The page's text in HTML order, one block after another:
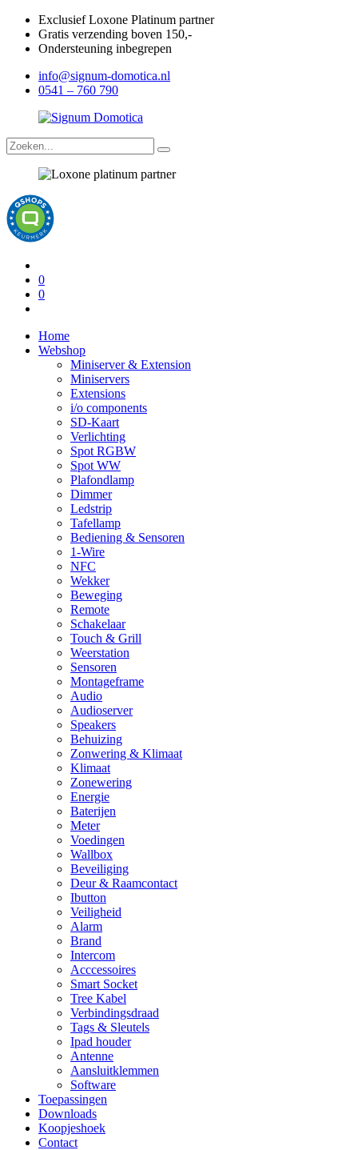
Exclusief Loxone Platinum partner
Gratis verzending boven 150,-
Ondersteuning inbegrepen
info@signum-domotica.nl
0541 – 760 790
0
0
Home
Webshop
Miniserver & Extension
Miniservers
Extensions
i/o components
SD-Kaart
Verlichting
Spot RGBW
Spot WW
Plafondlamp
Dimmer
Ledstrip
Tafellamp
Bediening & Sensoren
1-Wire
NFC
Wekker
Beweging
Remote
Schakelaar
Touch & Grill
Weerstation
Sensoren
Montageframe
Audio
Audioserver
Speakers
Behuizing
Zonwering & Klimaat
Klimaat
Zonewering
Energie
Baterijen
Meter
Voedingen
Wallbox
Beveiliging
Deur & Raamcontact
Ibutton
Veiligheid
Alarm
Brand
Intercom
Acccessoires
Smart Socket
Tree Kabel
Verbindingsdraad
Tags & Sleutels
Ipad houder
Antenne
Aansluitklemmen
Software
Toepassingen
Downloads
Koopjeshoek
Contact